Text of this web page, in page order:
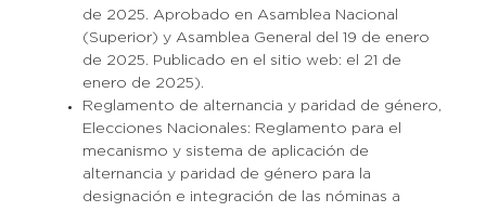
de 2025. Aprobado en Asamblea Nacional
(Superior) y Asamblea General del 19 de enero
de 2025. Publicado en el sitio web: el 21 de
enero de 2025).
Reglamento de alternancia y paridad de género,
Elecciones Nacionales: Reglamento para el
mecanismo y sistema de aplicación de
alternancia y paridad de género para la
designación e integración de las nóminas a